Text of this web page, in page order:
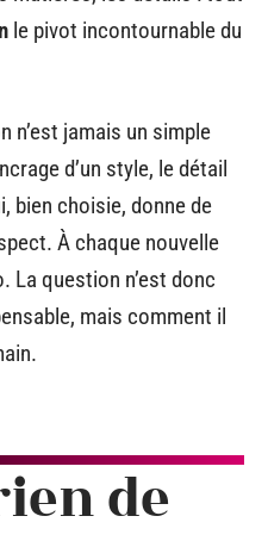
le pivot incontournable du
n’est jamais un simple
d’un style, le détail
bien choisie, donne de
À chaque nouvelle
La question n’est donc
mais comment il
de